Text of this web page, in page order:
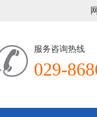
服务咨询热线
029-